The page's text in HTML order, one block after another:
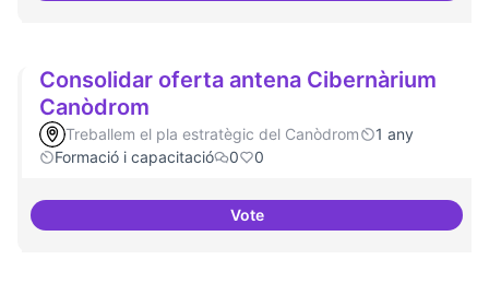
Consolidar oferta antena Cibernàrium
Canòdrom
Treballem el pla estratègic del Canòdrom
1 any
Formació i capacitació
0 0
VoteConsolidar oferta antena